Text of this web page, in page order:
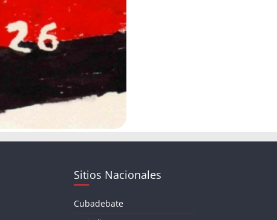
Sitios Nacionales
Cubadebate